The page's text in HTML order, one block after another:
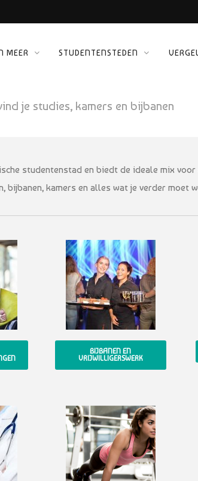
MEER STUDENTENSTEDEN
je studies, kamers en bijbanen
studentenstad en biedt de ideale mix
bijbanen, kamers en alles wat je verder moet
BIJBANEN EN
VRIJWILLIGERSWERK